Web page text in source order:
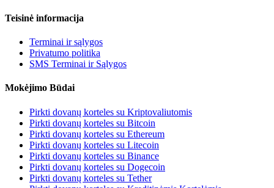
Teisinė informacija
Terminai ir sąlygos
Privatumo politika
SMS Terminai ir Sąlygos
Mokėjimo Būdai
Pirkti dovanų korteles su Kriptovaliutomis
Pirkti dovanų korteles su Bitcoin
Pirkti dovanų korteles su Ethereum
Pirkti dovanų korteles su Litecoin
Pirkti dovanų korteles su Binance
Pirkti dovanų korteles su Dogecoin
Pirkti dovanų korteles su Tether